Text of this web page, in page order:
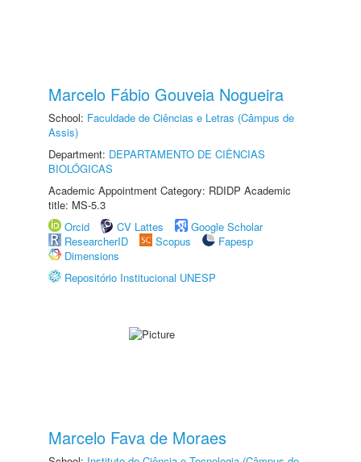
Marcelo Fábio Gouveia Nogueira
School: Faculdade de Ciências e Letras (Câmpus de
Assis)
Department: DEPARTAMENTO DE CIÊNCIAS
BIOLÓGICAS
Academic Appointment Category: RDIDP Academic
title: MS-5.3
Orcid
CV Lattes
Google Scholar
ResearcherID
Scopus
Fapesp
Dimensions
Repositório Institucional UNESP
Marcelo Fava de Moraes